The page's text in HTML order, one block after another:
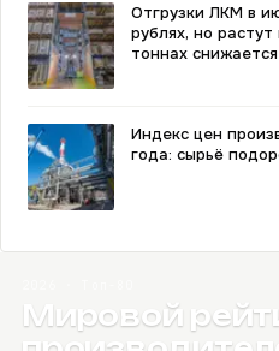
Отгрузки ЛКМ в
рублях, но
тоннах снижается
Индекс цен
года: сырьё
Мировой